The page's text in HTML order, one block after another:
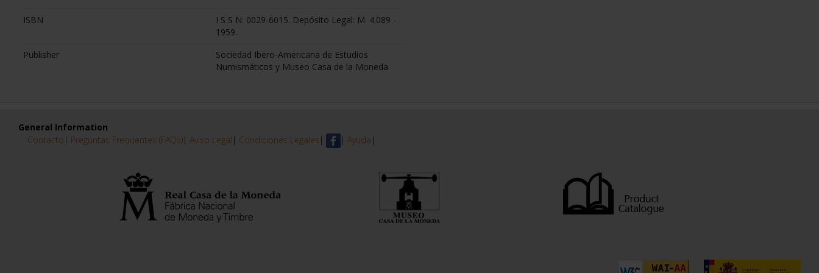
ISBN
I S S N: 0029-6015. Depósito Legal: M. 4.089 -
1959.
Publisher
Sociedad Ibero-Americana de Estudios
Numismáticos y Museo Casa de la Moneda
General Information
Contacto | Preguntas Frequentes (FAQs)| Aviso Legal | Condiciones Legales | | Ayuda |